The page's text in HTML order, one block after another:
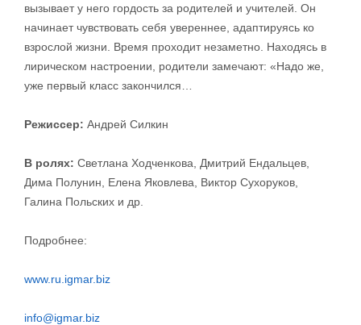
вызывает у него гордость за родителей и учителей. Он
начинает чувствовать себя увереннее, адаптируясь ко
взрослой жизни. Время проходит незаметно. Находясь в
лирическом настроении, родители замечают: «Надо же,
уже первый класс закончился…
Режиссер: Андрей Силкин
В ролях: Светлана Ходченкова, Дмитрий Ендальцев,
Дима Полунин, Елена Яковлева, Виктор Сухоруков,
Галина Польских и др.
Подробнее:
www.ru.igmar.biz
info@igmar.biz